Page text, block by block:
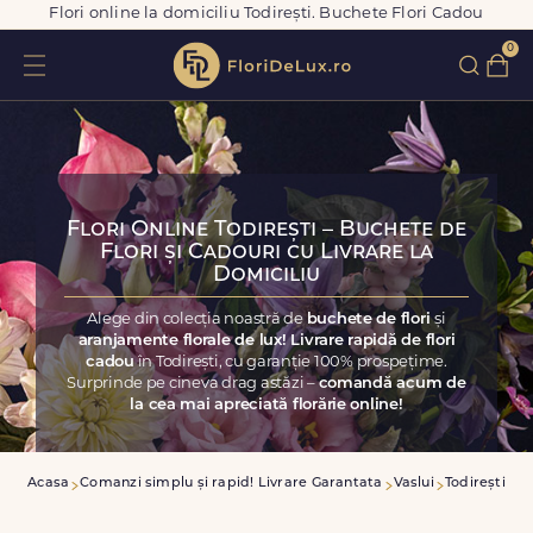
Flori online la domiciliu Todirești. Buchete Flori Cadou
0
Flori Online Todirești – Buchete de
Flori și Cadouri cu Livrare la
Domiciliu
Alege din colecția noastră de buchete de floriși
aranjamente florale de lux! Livrare rapidă de flori
cadouîn Todirești, cu garanție 100% prospețime.
Surprinde pe cineva drag astăzi –comandă acum de
la cea mai apreciată florărie online!
Acasa Comanzi simplu și rapid! Livrare Garantata Vaslui Todirești